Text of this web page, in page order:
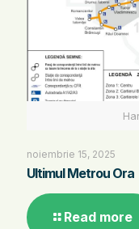
noiembrie 15, 2025
Ultimul Metrou Ora
Read more